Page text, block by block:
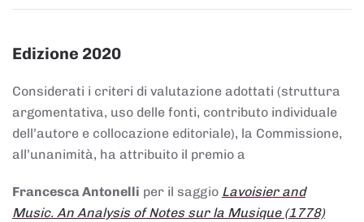
Edizione 2020
Considerati i criteri di valutazione adottati (struttura
argomentativa, uso delle fonti, contributo individuale
dell’autore e collocazione editoriale), la Commissione,
all’unanimità, ha attribuito il premio a
Francesca Antonelli per il saggio Lavoisier and
Music. An Analysis of Notes sur la Musique (1778)